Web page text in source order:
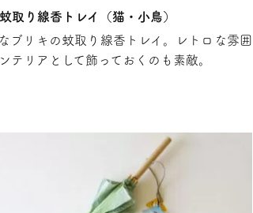
取り線香トレイ（猫・小鳥）
ブリキの蚊取り線香トレイ。レトロな雰囲
テリアとして飾っておくのも素敵。